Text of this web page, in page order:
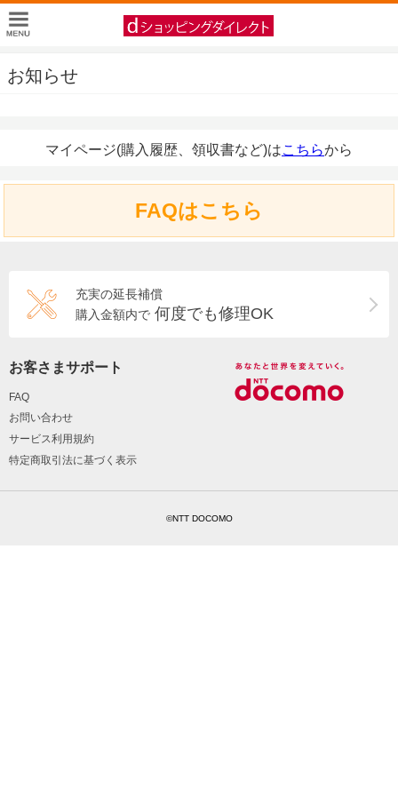
お知らせ
マイページ(購入履歴、領収書など)はこちらから
FAQはこちら
充実の延長補償
購入金額内で 何度でも修理OK
お客さまサポート
FAQ
お問い合わせ
サービス利用規約
特定商取引法に基づく表示
©NTT DOCOMO